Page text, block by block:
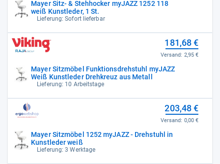
Mayer Sitz- & Stehhocker myJAZZ 1252 118
weiß Kunstleder, 1 St.
Lieferung: Sofort lieferbar
Mayer Sitzmöbel Funktionsdrehstuhl myJAZZ
Weiß Kunstleder Drehkreuz aus Metall
Lieferung: 10 Arbeitstage
181,68 €
Versand: 2,95 €
Mayer Sitzmöbel 1252 myJAZZ - Drehstuhl in
Kunstleder weiß
Lieferung: 3 Werktage
203,48 €
Versand: 0,00 €